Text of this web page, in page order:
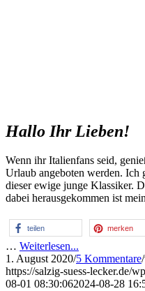
Hallo Ihr Lieben!
Wenn ihr Italienfans seid,
Urlaub angeboten werden. Ich
dieser ewige junge Klassiker.
dabei herausgekommen ist
teilen merken
… Weiterlesen...
1. August 2020/5 Kommentare/
https://salzig-suess-lecker.de/
08-01 08:30:062024-08-28